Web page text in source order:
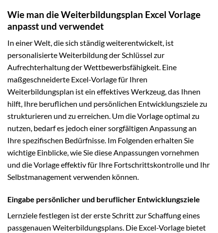
Wie man die Weiterbildungsplan Excel Vorlage
anpasst und verwendet
In einer Welt, die sich ständig weiterentwickelt, ist
personalisierte Weiterbildung der Schlüssel zur
Aufrechterhaltung der Wettbewerbsfähigkeit. Eine
maßgeschneiderte Excel-Vorlage für Ihren
Weiterbildungsplan ist ein effektives Werkzeug, das Ihnen
hilft, Ihre beruflichen und persönlichen Entwicklungsziele zu
strukturieren und zu erreichen. Um die Vorlage optimal zu
nutzen, bedarf es jedoch einer sorgfältigen Anpassung an
Ihre spezifischen Bedürfnisse. Im Folgenden erhalten Sie
wichtige Einblicke, wie Sie diese Anpassungen vornehmen
und die Vorlage effektiv für Ihre Fortschrittskontrolle und Ihr
Selbstmanagement verwenden können.
Eingabe persönlicher und beruflicher Entwicklungsziele
Lernziele festlegen ist der erste Schritt zur Schaffung eines
passgenauen Weiterbildungsplans. Die Excel-Vorlage bietet